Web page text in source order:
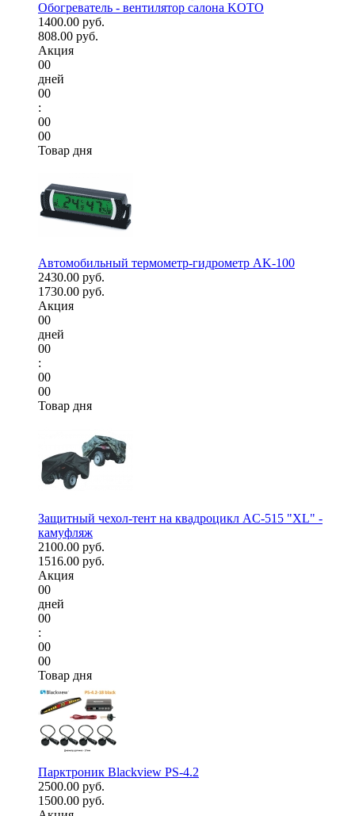
Обогреватель - вентилятор салона KOTO
1400.00 руб.
808.00 руб.
Акция
00
дней
00
:
00
00
Товар дня
Автомобильный термометр-гидрометр AK-100
2430.00 руб.
1730.00 руб.
Акция
00
дней
00
:
00
00
Товар дня
Защитный чехол-тент на квадроцикл AC-515 "XL" -
камуфляж
2100.00 руб.
1516.00 руб.
Акция
00
дней
00
:
00
00
Товар дня
Парктроник Blackview PS-4.2
2500.00 руб.
1500.00 руб.